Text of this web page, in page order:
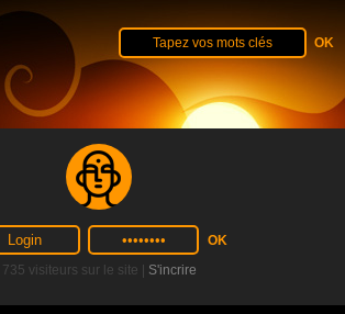
735 visiteurs sur le site | S'incrire